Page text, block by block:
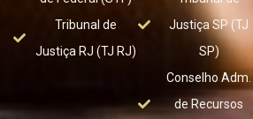
Tribunal de
Justiça RJ (TJ RJ)
Justiça SP (TJ
SP)
Conselho Adm.
de Recursos